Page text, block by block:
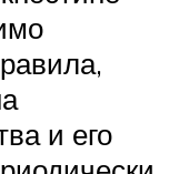
и его